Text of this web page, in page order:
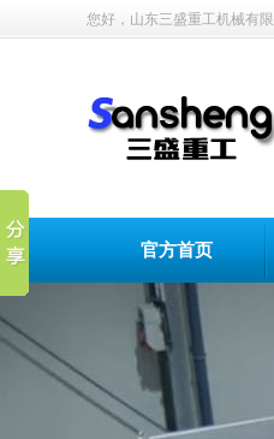
您好，山东三盛重工机械有
官方首页